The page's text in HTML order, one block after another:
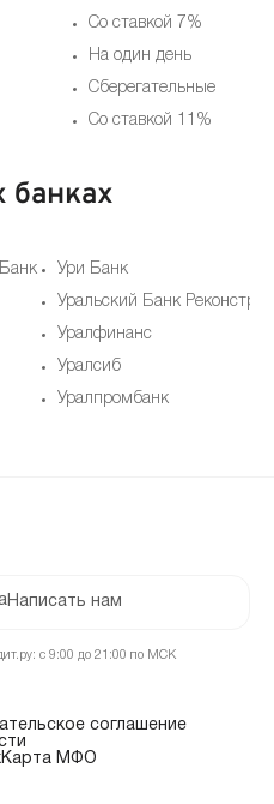
Со ставкой 7%
На один день
Сберегательные
Со ставкой 11%
банках
Ури Банк
Уральский Банк
Уралфинанс
Уралсиб
Уралпромбанк
Написать нам
с 9:00 до 21:00 по МСК
соглашение
Карта МФО